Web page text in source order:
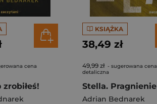
cena
KSIĄŻKA
38,49 zł
49,99 zł - sugerowana cena
detaliczna
Adrian Bednarek